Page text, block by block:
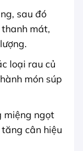
sau đó
mát,
loại rau củ
món súp
miệng ngọt
cân hiệu